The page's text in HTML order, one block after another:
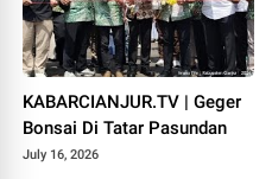
KABARCIANJUR.TV | Geger
Bonsai Di Tatar Pasundan
July 16, 2026